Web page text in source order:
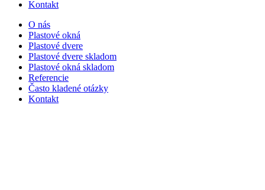
Kontakt
O nás
Plastové okná
Plastové dvere
Plastové dvere skladom
Plastové okná skladom
Referencie
Často kladené otázky
Kontakt